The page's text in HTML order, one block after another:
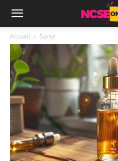
Accueil Santé